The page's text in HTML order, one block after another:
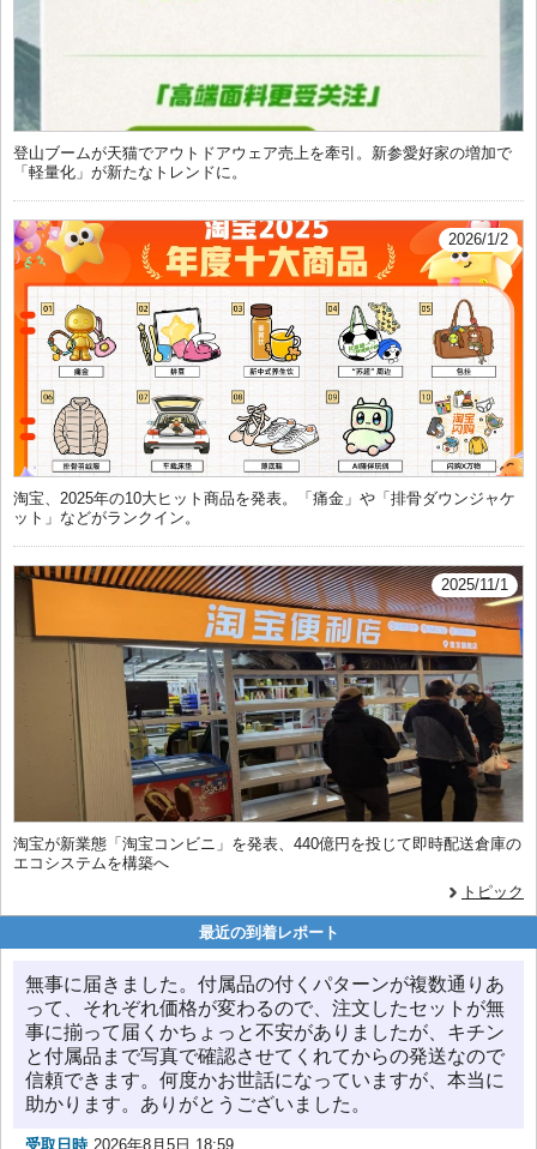
登山ブームが天猫でアウトドアウェア売上を牽引。新参愛好家の増加で
「軽量化」が新たなトレンドに。
2026/1/2
淘宝、2025年の10大ヒット商品を発表。「痛金」や「排骨ダウンジャケ
ット」などがランクイン。
2025/11/1
淘宝が新業態「淘宝コンビニ」を発表、440億円を投じて即時配送倉庫の
エコシステムを構築へ
トピック
最近の到着レポート
無事に届きました。付属品の付くパターンが複数通りあ
って、それぞれ価格が変わるので、注文したセットが無
事に揃って届くかちょっと不安がありましたが、キチン
と付属品まで写真で確認させてくれてからの発送なので
信頼できます。何度かお世話になっていますが、本当に
助かります。ありがとうございました。
受取日時 2026年8月5日 18:59